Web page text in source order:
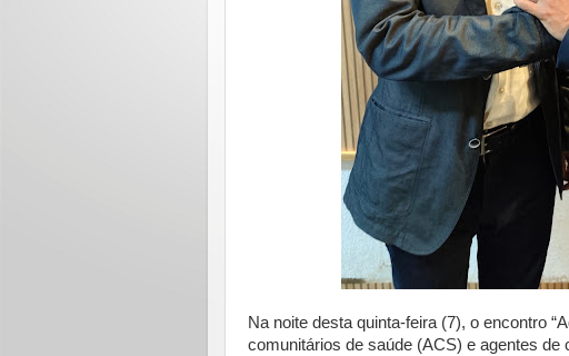
Na noite desta quinta-feira (7), o encontro
comunitários de saúde (ACS) e agentes